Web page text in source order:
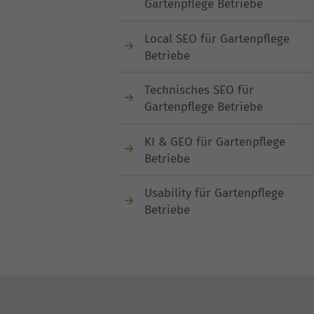
Gartenpflege Betriebe
Local SEO für Gartenpflege
Betriebe
Technisches SEO für
Gartenpflege Betriebe
KI & GEO für Gartenpflege
Betriebe
Usability für Gartenpflege
Betriebe